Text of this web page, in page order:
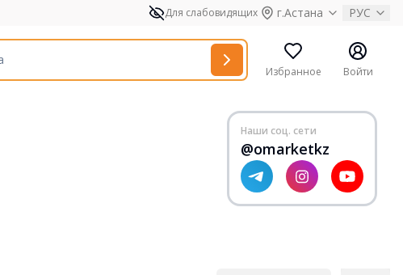
Для слабовидящих г.Астана РУС
Избранное Войти
Наши соц. сети
@omarketkz